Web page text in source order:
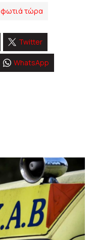
φωτιά τώρα
Twitter
WhatsApp